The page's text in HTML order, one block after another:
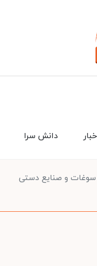
دانش سرا
سوغات و صنایع دستی